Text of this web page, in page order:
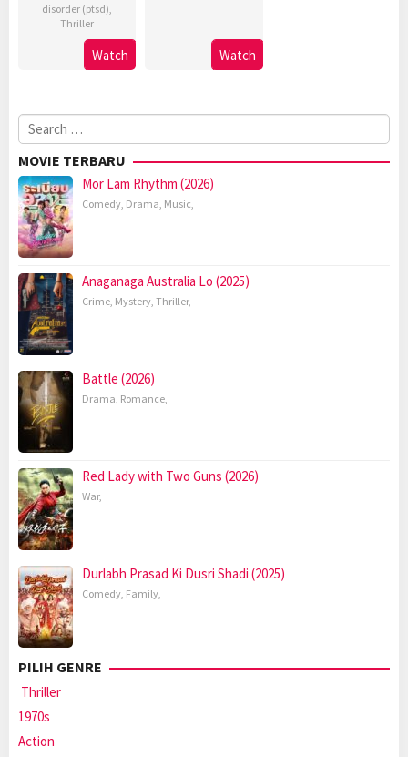
disorder (ptsd),
Thriller
Watch Watch
Search
for:
MOVIE TERBARU
Mor Lam Rhythm (2026)
Comedy, Drama, Music,
Anaganaga Australia Lo (2025)
Crime, Mystery, Thriller,
Battle (2026)
Drama, Romance,
Red Lady with Two Guns (2026)
War,
Durlabh Prasad Ki Dusri Shadi (2025)
Comedy, Family,
PILIH GENRE
Thriller
1970s
Action